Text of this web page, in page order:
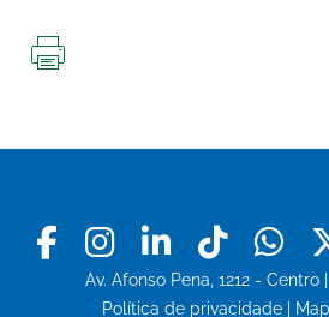
Facebook
Instagram
LinkedinTiktok
Av. Afonso Pena, 1212 - Centro
Política de privacidade